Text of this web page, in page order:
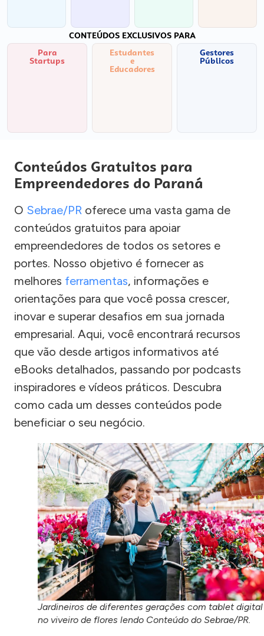
CONTEÚDOS EXCLUSIVOS PARA
Para
Startups
Estudantes
e
Educadores
Gestores
Públicos
Conteúdos Gratuitos para
Empreendedores do Paraná
O Sebrae/PR oferece uma vasta gama de
conteúdos gratuitos para apoiar
empreendedores de todos os setores e
portes. Nosso objetivo é fornecer as
melhores ferramentas, informações e
orientações para que você possa crescer,
inovar e superar desafios em sua jornada
empresarial. Aqui, você encontrará recursos
que vão desde artigos informativos até
eBooks detalhados, passando por podcasts
inspiradores e vídeos práticos. Descubra
como cada um desses conteúdos pode
beneficiar o seu negócio.
Jardineiros de diferentes gerações com tablet digital
no viveiro de flores lendo Conteúdo do Sebrae/PR.